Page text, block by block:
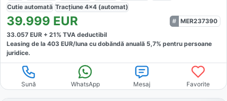
Cutie automată Tracțiune 4x4 (automat)
39.999 EUR
MER237390
33.057 EUR + 21% TVA deductibil
Leasing de la 403 EUR/luna cu dobăndă anuală 5,7% pentru persoane
juridice.
Sună WhatsApp Mesaj Favorite